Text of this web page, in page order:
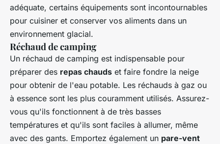
adéquate, certains équipements sont incontournables
pour cuisiner et conserver vos aliments dans un
environnement glacial.
Réchaud de camping
Un réchaud de camping est indispensable pour
préparer des repas chauds et faire fondre la neige
pour obtenir de l'eau potable. Les réchauds à gaz ou
à essence sont les plus couramment utilisés. Assurez-
vous qu'ils fonctionnent à de très basses
températures et qu'ils sont faciles à allumer, même
avec des gants. Emportez également un pare-vent